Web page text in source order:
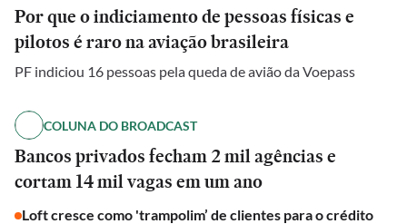
Por que o indiciamento de pessoas físicas e
pilotos é raro na aviação brasileira
PF indiciou 16 pessoas pela queda de avião da Voepass
COLUNA DO BROADCAST
Bancos privados fecham 2 mil agências e
cortam 14 mil vagas em um ano
Loft cresce como 'trampolim’ de clientes para o crédito